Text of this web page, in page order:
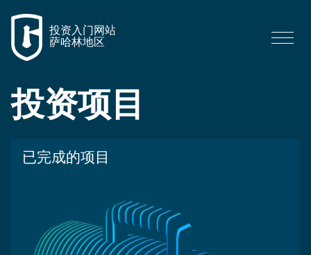
投资入门网站
萨哈林地区
投资项目
已完成的项目